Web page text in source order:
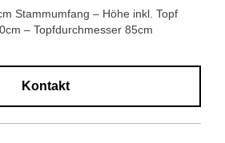
Stammumfang – Höhe inkl. Topf
– Topfdurchmesser 85cm
Kontakt